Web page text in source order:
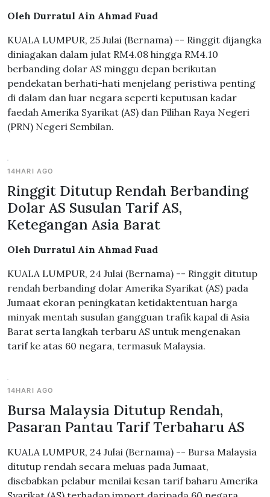
Oleh Durratul Ain Ahmad Fuad
KUALA LUMPUR, 25 Julai (Bernama) -- Ringgit dijangka
diniagakan dalam julat RM4.08 hingga RM4.10
berbanding dolar AS minggu depan berikutan
pendekatan berhati-hati menjelang peristiwa penting
di dalam dan luar negara seperti keputusan kadar
faedah Amerika Syarikat (AS) dan Pilihan Raya Negeri
(PRN) Negeri Sembilan.
14HARI AGO
Ringgit Ditutup Rendah Berbanding
Dolar AS Susulan Tarif AS,
Ketegangan Asia Barat
Oleh Durratul Ain Ahmad Fuad
KUALA LUMPUR, 24 Julai (Bernama) -- Ringgit ditutup
rendah berbanding dolar Amerika Syarikat (AS) pada
Jumaat ekoran peningkatan ketidaktentuan harga
minyak mentah susulan gangguan trafik kapal di Asia
Barat serta langkah terbaru AS untuk mengenakan
tarif ke atas 60 negara, termasuk Malaysia.
14HARI AGO
Bursa Malaysia Ditutup Rendah,
Pasaran Pantau Tarif Terbaharu AS
KUALA LUMPUR, 24 Julai (Bernama) -- Bursa Malaysia
ditutup rendah secara meluas pada Jumaat,
disebabkan pelabur menilai kesan tarif baharu Amerika